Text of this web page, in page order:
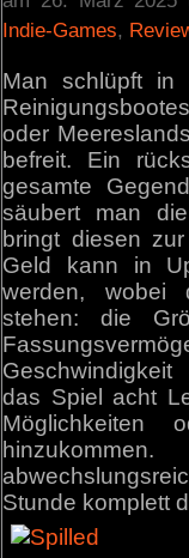
Indie-Games,
Man schlüpft in
oder
befreit. Ein
gesamte
säubert man
bringt diesen
Geld kann in
werden, wobei
stehen: die
das Spiel acht
Möglichkeiten
Stunde komplett